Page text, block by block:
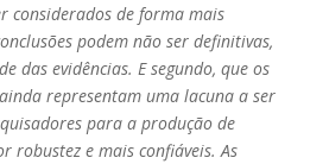
considerados de forma mais
podem não ser definitivas,
das evidências. E segundo, que os
representam uma lacuna a ser
para a produção de
robustez e mais confiáveis. As